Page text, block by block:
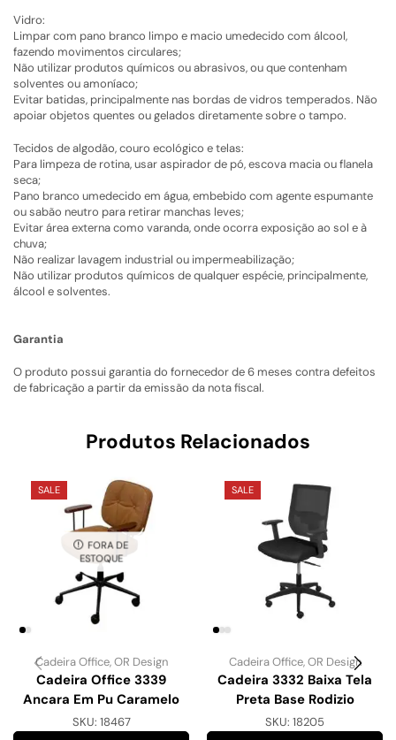
Vidro:
Limpar com pano branco limpo e macio umedecido com álcool,
fazendo movimentos circulares;
Não utilizar produtos químicos ou abrasivos, ou que contenham
solventes ou amoníaco;
Evitar batidas, principalmente nas bordas de vidros temperados. Não
apoiar objetos quentes ou gelados diretamente sobre o tampo.
Tecidos de algodão, couro ecológico e telas:
Para limpeza de rotina, usar aspirador de pó, escova macia ou flanela
seca;
Pano branco umedecido em água, embebido com agente espumante
ou sabão neutro para retirar manchas leves;
Evitar área externa como varanda, onde ocorra exposição ao sol e à
chuva;
Não realizar lavagem industrial ou impermeabilização;
Não utilizar produtos químicos de qualquer espécie, principalmente,
álcool e solventes.
Garantia
O produto possui garantia do fornecedor de 6 meses contra defeitos
de fabricação a partir da emissão da nota fiscal.
Produtos Relacionados
SALE
FORA DE
ESTOQUE
Cadeira Office,OR Design
Cadeira Office 3339
Ancara Em Pu Caramelo
SKU: 18467
SALE
Cadeira Office,OR Design
Cadeira 3332 Baixa Tela
Preta Base Rodizio
SKU: 18205